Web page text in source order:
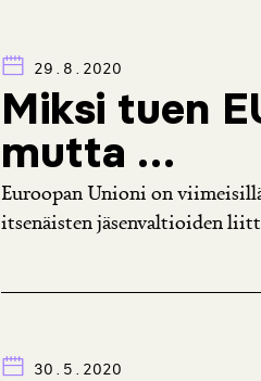
29.8.2020
Miksi tuen
mutta …
Euroopan Unioni on
itsenäisten jäsenvaltioiden
30.5.2020